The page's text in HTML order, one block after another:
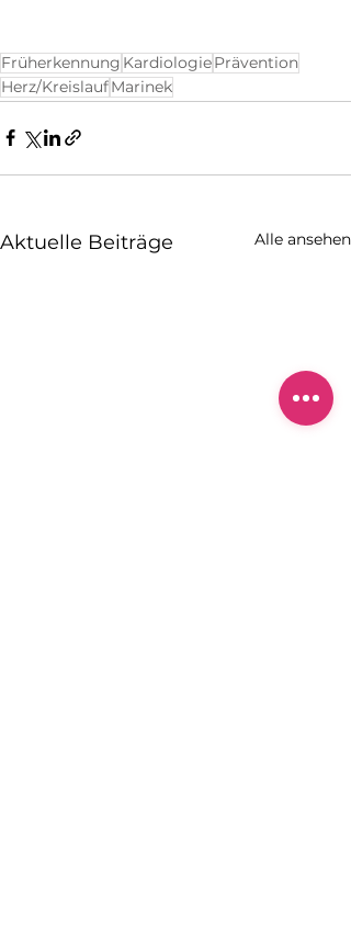
Früherkennung KardiologiePrävention
Herz/KreislaufMarinek
Aktuelle Beiträge Alle ansehen